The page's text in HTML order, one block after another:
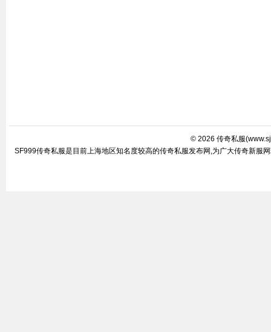
© 2026 传奇私服(
SF999传奇私服是目前上海地区知名度较高的传奇私服发布网,为广大传奇新服